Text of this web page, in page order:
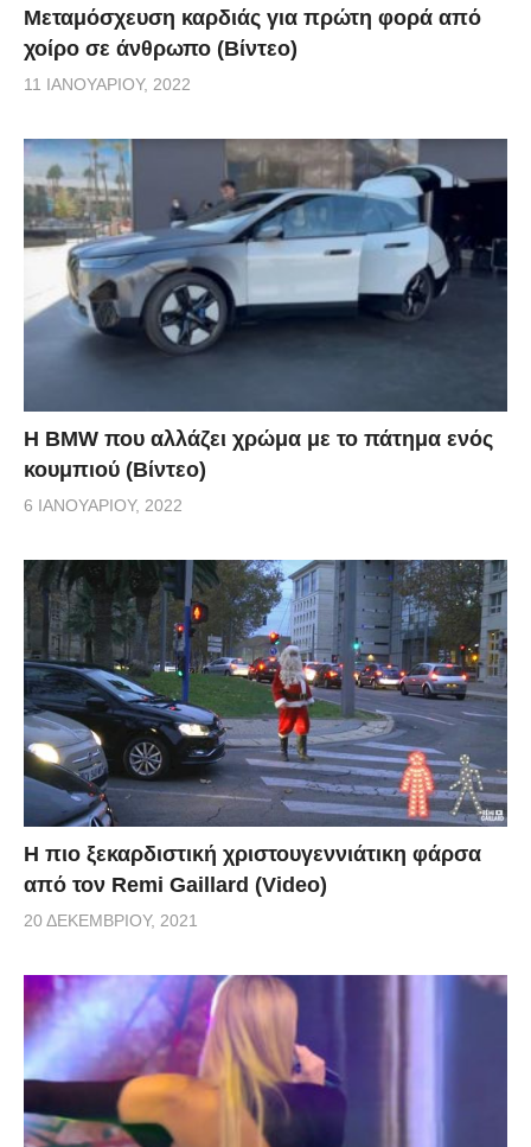
Μεταμόσχευση καρδιάς για πρώτη φορά από
χοίρο σε άνθρωπο (Βίντεο)
11 ΙΑΝΟΥΑΡΊΟΥ, 2022
Η BMW που αλλάζει χρώμα με το πάτημα ενός
κουμπιού (Βίντεο)
6 ΙΑΝΟΥΑΡΊΟΥ, 2022
Η πιο ξεκαρδιστική χριστουγεννιάτικη φάρσα
από τον Remi Gaillard (Video)
20 ΔΕΚΕΜΒΡΊΟΥ, 2021